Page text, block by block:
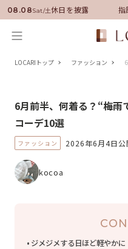
08.08Sat/土
いい男の休日を披露 指原
LOCARIトップ ファッション
6月前半、何着る？“梅雨
コーデ10選
ファッション 2026年6月4日公
kocoa
ジメジメする日ほど軽やかに